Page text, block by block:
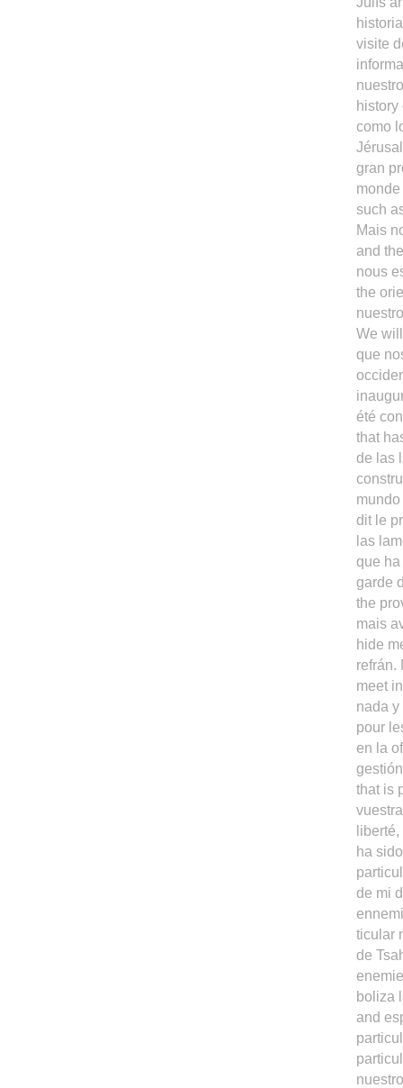
visite
history
como
gran
such
Mais
and
nous
the
We
que
été
that
de las
dit le
las
que
garde
the
mais
hide
refrán.
meet
nada
pour
en la
that is
ha
de mi
ticular
de
boliza
and